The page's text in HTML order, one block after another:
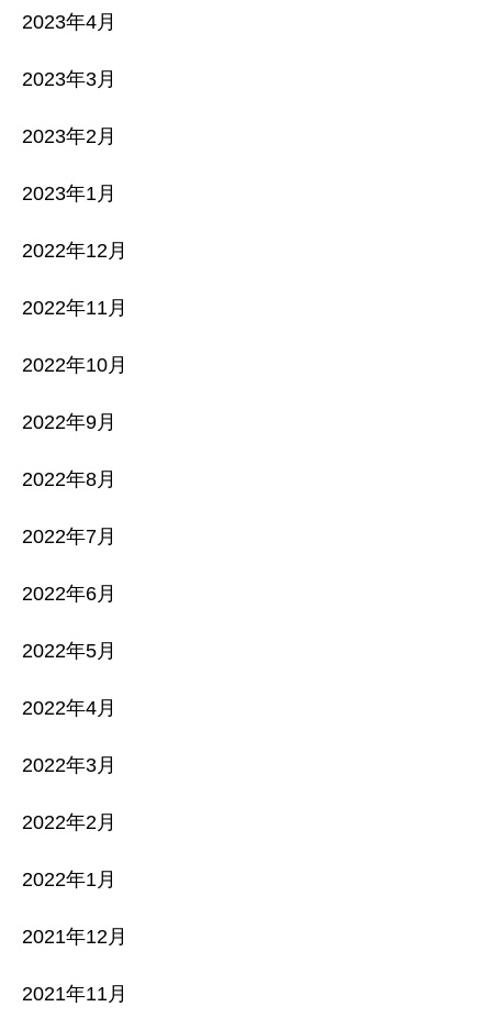
2023年4月
2023年3月
2023年2月
2023年1月
2022年12月
2022年11月
2022年10月
2022年9月
2022年8月
2022年7月
2022年6月
2022年5月
2022年4月
2022年3月
2022年2月
2022年1月
2021年12月
2021年11月